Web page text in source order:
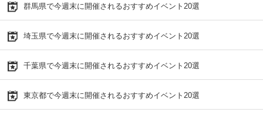
群馬県で今週末に開催されるおすすめイベント20選
埼玉県で今週末に開催されるおすすめイベント20選
千葉県で今週末に開催されるおすすめイベント20選
東京都で今週末に開催されるおすすめイベント20選